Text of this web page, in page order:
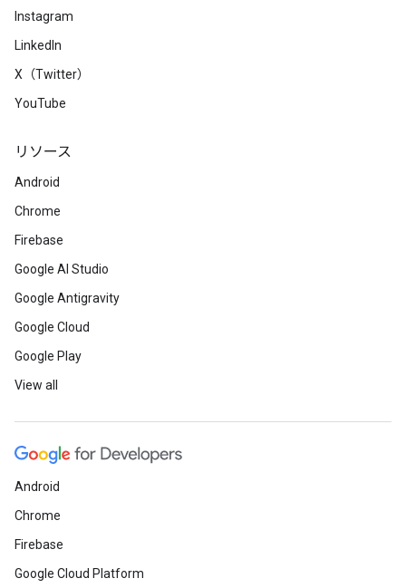
Instagram
LinkedIn
X（Twitter）
YouTube
リソース
Android
Chrome
Firebase
Google AI Studio
Google Antigravity
Google Cloud
Google Play
View all
Android
Chrome
Firebase
Google Cloud Platform